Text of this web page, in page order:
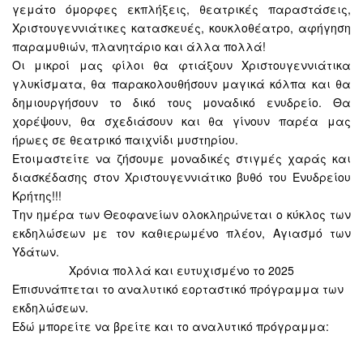
γεμάτο όμορφες εκπλήξεις, θεατρικές παραστάσεις,
Χριστουγεννιάτικες κατασκευές, κουκλοθέατρο, αφήγηση
παραμυθιών, πλανητάριο και άλλα πολλά!
Οι μικροί μας φίλοι θα φτιάξουν Χριστουγεννιάτικα
γλυκίσματα, θα παρακολουθήσουν μαγικά κόλπα και θα
δημιουργήσουν το δικό τους μοναδικό ενυδρείο. Θα
χορέψουν, θα σχεδιάσουν και θα γίνουν παρέα μας
ήρωες σε θεατρικό παιχνίδι μυστηρίου.
Ετοιμαστείτε να ζήσουμε μοναδικές στιγμές χαράς και
διασκέδασης στον Χριστουγεννιάτικο βυθό του Ενυδρείου
Κρήτης!!!
Την ημέρα των Θεοφανείων ολοκληρώνεται ο κύκλος των
εκδηλώσεων με τον καθιερωμένο πλέον, Αγιασμό των
Υδάτων.
Χρόνια πολλά και ευτυχισμένο το 2025
Επισυνάπτεται το αναλυτικό εορταστικό πρόγραμμα των
εκδηλώσεων.
Εδώ μπορείτε να βρείτε και το αναλυτικό πρόγραμμα: